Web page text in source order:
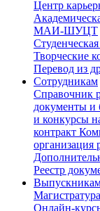
Центр
МАИ-ШУЦТ
Творческие
Перевод из
Сотрудникам
Cправочник
документы и
и конкурсы
контракт
организация
Реестр
Магистратура
Онлайн-